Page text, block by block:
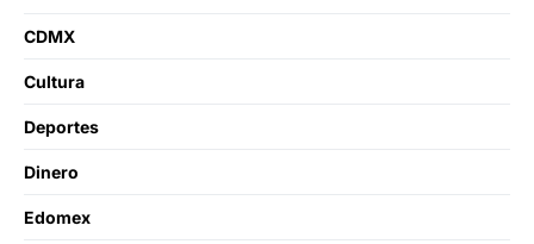
CDMX
Cultura
Deportes
Dinero
Edomex